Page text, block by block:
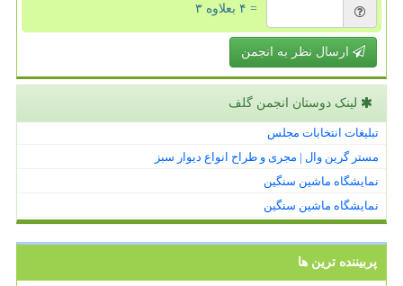
= ۴ بعلاوه ۳
ارسال نظر به انجمن
لینک دوستان انجمن گلف
تبلیغات انتخابات مجلس
مستر گرین وال | مجری و طراح انواع دیوار سبز
نمایشگاه ماشین سنگین
نمایشگاه ماشین سنگین
پربیننده ترین ها